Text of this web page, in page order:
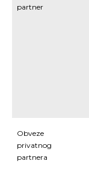
partner
Obveze
privatnog
partnera